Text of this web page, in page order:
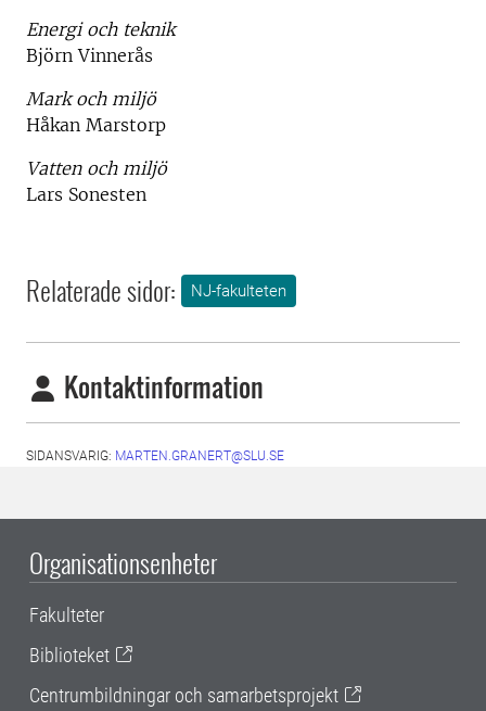
Energi och teknik
Björn Vinnerås
Mark och miljö
Håkan Marstorp
Vatten och miljö
Lars Sonesten
Relaterade sidor: NJ-fakulteten
Kontaktinformation
SIDANSVARIG: MARTEN.GRANERT@SLU.SE
Organisationsenheter
Fakulteter
Biblioteket
Centrumbildningar och samarbetsprojekt